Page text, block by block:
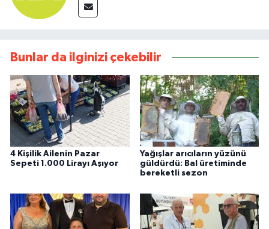
Bunlar da ilginizi çekebilir
4 Kişilik Ailenin Pazar
Sepeti 1.000 Lirayı Aşıyor
Yağışlar arıcıların yüzünü
güldürdü: Bal üretiminde
bereketli sezon